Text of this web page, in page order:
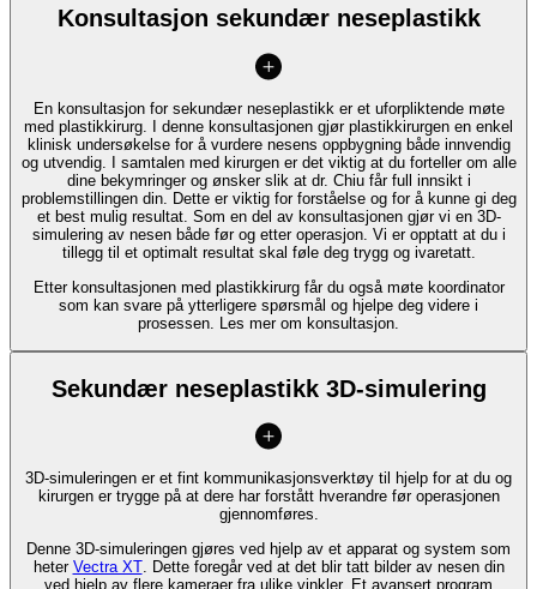
Konsultasjon sekundær neseplastikk
En konsultasjon for sekundær neseplastikk er et uforpliktende møte
med plastikkirurg. I denne konsultasjonen gjør plastikkirurgen en enkel
klinisk undersøkelse for å vurdere nesens oppbygning både innvendig
og utvendig. I samtalen med kirurgen er det viktig at du forteller om alle
dine bekymringer og ønsker slik at dr. Chiu får full innsikt i
problemstillingen din. Dette er viktig for forståelse og for å kunne gi deg
et best mulig resultat. Som en del av konsultasjonen gjør vi en 3D-
simulering av nesen både før og etter operasjon. Vi er opptatt at du i
tillegg til et optimalt resultat skal føle deg trygg og ivaretatt.
Etter konsultasjonen med plastikkirurg får du også møte koordinator
som kan svare på ytterligere spørsmål og hjelpe deg videre i
prosessen. Les mer om konsultasjon.
Sekundær neseplastikk 3D-simulering
3D-simuleringen er et fint kommunikasjonsverktøy til hjelp for at du og
kirurgen er trygge på at dere har forstått hverandre før operasjonen
gjennomføres.
Denne 3D-simuleringen gjøres ved hjelp av et apparat og system som
heter Vectra XT. Dette foregår ved at det blir tatt bilder av nesen din
ved hjelp av flere kameraer fra ulike vinkler. Et avansert program